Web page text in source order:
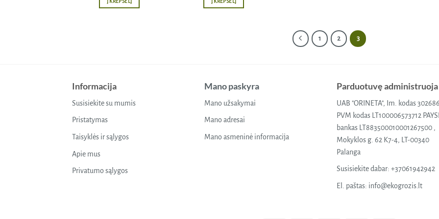
Į KREPŠELĮ Į KREPŠELĮ
1 2 3
Informacija
Susisiekite su mumis
Pristatymas
Taisyklės ir sąlygos
Apie mus
Privatumo sąlygos
Mano paskyra
Mano užsakymai
Mano adresai
Mano asmeninė informacija
Parduotuvę administruoja
UAB "ORINETA", Im. kodas
PVM kodas LT100006573712
bankas LT883500010001267500 ,
Mokyklos g. 62 K7-4, LT-00340
Palanga
Susisiekite dabar: +37061942942
El. paštas: info@ekogrozis.lt